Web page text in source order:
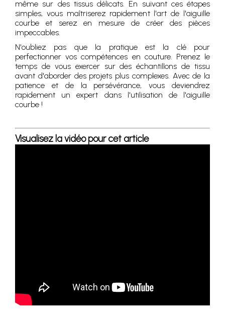
même sur des tissus délicats. En suivant ces étapes
simples, vous maîtriserez rapidement l'art de l'aiguille
courbe et serez en mesure de créer des pièces
impeccables.
N'oubliez pas que la pratique est la clé pour
perfectionner vos compétences en couture. Prenez le
temps de vous exercer sur des échantillons de tissu
avant d'aborder des projets plus complexes. Avec de la
patience et de la persévérance, vous deviendrez
rapidement un expert dans l'utilisation de l'aiguille
courbe !
Visualisez la vidéo pour cet article